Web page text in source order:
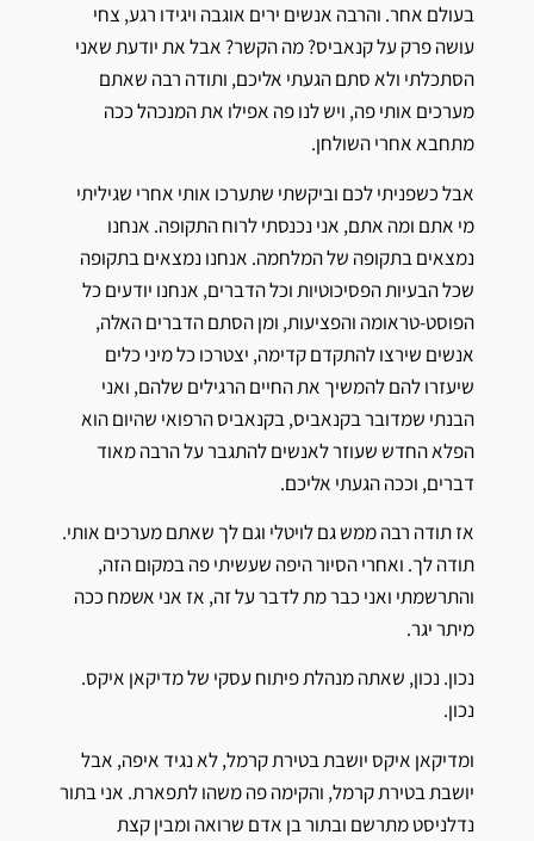
בעולם אחר. והרבה אנשים ירים אוגבה ויגידו רגע, צחי
עושה פרק על קנאביס? מה הקשר? אבל את יודעת שאני
הסתכלתי ולא סתם הגעתי אליכם, ותודה רבה שאתם
מערכים אותי פה, ויש לנו פה אפילו את המנכהל ככה
מתחבא אחרי השולחן.
אבל כשפניתי לכם וביקשתי שתערכו אותי אחרי שגיליתי
מי אתם ומה אתם, אני נכנסתי לרוח התקופה. אנחנו
נמצאים בתקופה של המלחמה. אנחנו נמצאים בתקופה
שכל הבעיות הפסיכוטיות וכל הדברים, אנחנו יודעים כל
הפוסט-טראומה והפציעות, ומן הסתם הדברים האלה,
אנשים שירצו להתקדם קדימה, יצטרכו כל מיני כלים
שיעזרו להם להמשיך את החיים הרגילים שלהם, ואני
הבנתי שמדובר בקנאביס, בקנאביס הרפואי שהיום הוא
הפלא החדש שעוזר לאנשים להתגבר על הרבה מאוד
דברים, וככה הגעתי אליכם.
אז תודה רבה ממש גם לויטלי וגם לך שאתם מערכים אותי.
תודה לך. ואחרי הסיור היפה שעשיתי פה במקום הזה,
והתרשמתי ואני כבר מת לדבר על זה, אז אני אשמח ככה
מיתר יגר.
נכון. נכון, שאתה מנהלת פיתוח עסקי של מדיקאן איקס.
נכון.
ומדיקאן איקס יושבת בטירת קרמל, לא נגיד איפה, אבל
יושבת בטירת קרמל, והקימה פה משהו לתפארת. אני בתור
נדלניסט מתרשם ובתור בן אדם שרואה ומבין קצת